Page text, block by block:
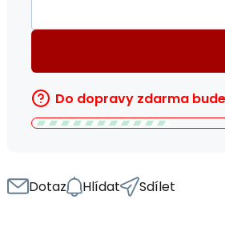
Do dopravy zdarma
Dotaz Hlídat Sdílet